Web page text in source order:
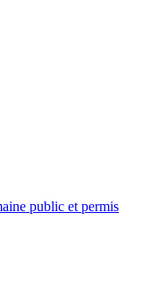
public et permis